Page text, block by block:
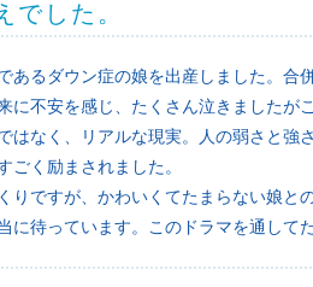
でした。
あるダウン症の娘を出産しました。合
に不安を感じ、たくさん泣きました
はなく、リアルな現実。人の弱さと強
ごく励まされました。
りですが、かわいくてたまらない娘と
に待っています。このドラマを通して